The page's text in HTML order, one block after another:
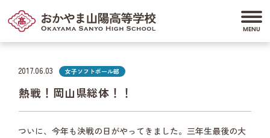
2017.06.03 女子ソフトボール部
熱戦！岡山県総体！！
ついに、今年も決戦の日がやってきました。三年生最後の大